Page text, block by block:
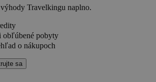
Travelkingu naplno.
obľúbené pobyty
o nákupoch
sa